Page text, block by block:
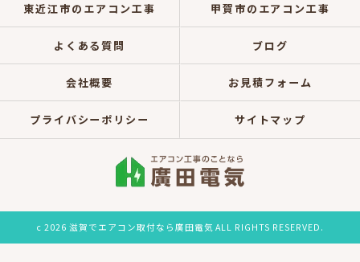
東近江市のエアコン工事 甲賀市のエアコン工事
よくある質問 ブログ
会社概要 お見積フォーム
プライバシーポリシー サイトマップ
c 2026 滋賀でエアコン取付なら廣田電気 ALL RIGHTS RESERVED.